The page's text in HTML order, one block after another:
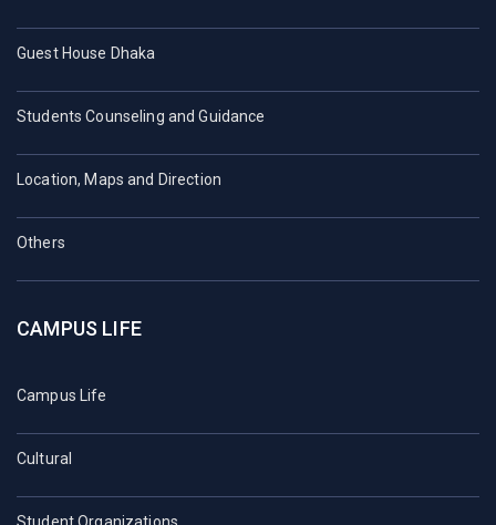
Guest House Dhaka
Students Counseling and Guidance
Location, Maps and Direction
Others
CAMPUS LIFE
Campus Life
Cultural